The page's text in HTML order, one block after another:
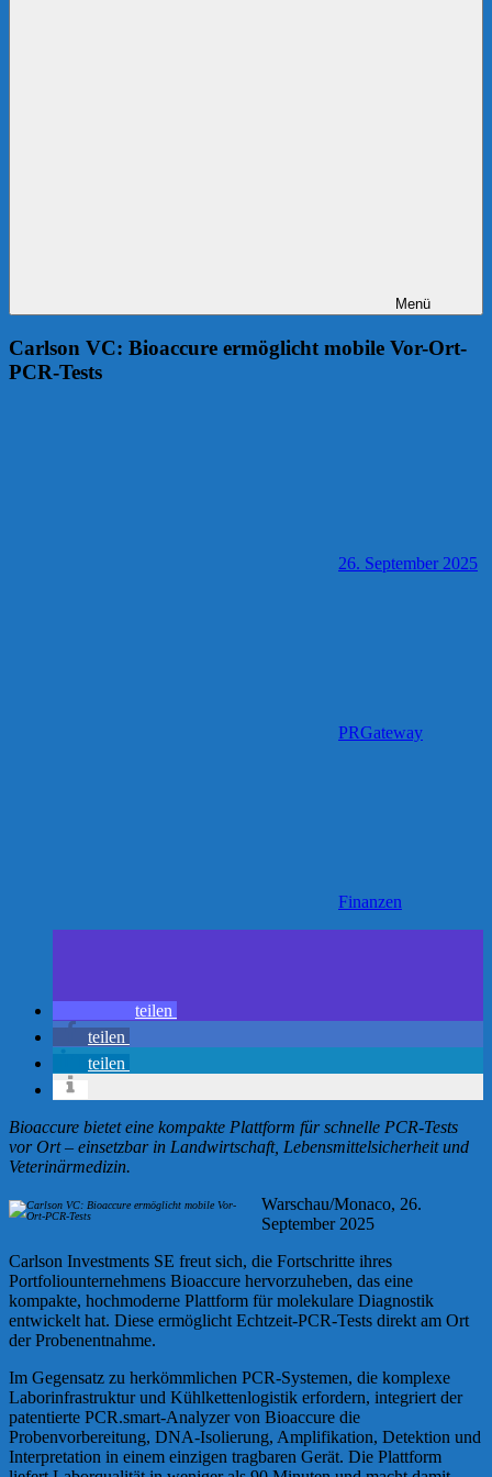
Menü
Carlson VC: Bioaccure ermöglicht mobile Vor-Ort-
PCR-Tests
26. September 2025
PRGateway
Finanzen
teilen
teilen
teilen
Bioaccure bietet eine kompakte Plattform für schnelle PCR-Tests
vor Ort – einsetzbar in Landwirtschaft, Lebensmittelsicherheit und
Veterinärmedizin.
Warschau/Monaco, 26.
September 2025
Carlson Investments SE freut sich, die Fortschritte ihres
Portfoliounternehmens Bioaccure hervorzuheben, das eine
kompakte, hochmoderne Plattform für molekulare Diagnostik
entwickelt hat. Diese ermöglicht Echtzeit-PCR-Tests direkt am Ort
der Probenentnahme.
Im Gegensatz zu herkömmlichen PCR-Systemen, die komplexe
Laborinfrastruktur und Kühlkettenlogistik erfordern, integriert der
patentierte PCR.smart-Analyzer von Bioaccure die
Probenvorbereitung, DNA-Isolierung, Amplifikation, Detektion und
Interpretation in einem einzigen tragbaren Gerät. Die Plattform